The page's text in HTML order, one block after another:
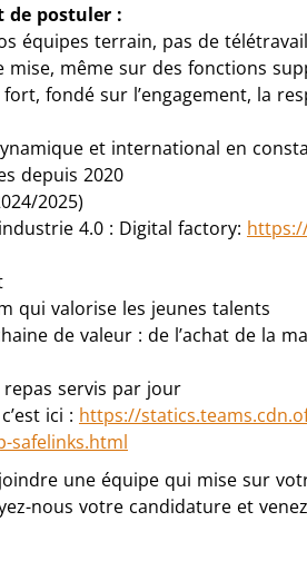
de postuler :
équipes terrain, pas de télétravail
mise, même sur des fonctions
fondé sur l’engagement, la
et international en
depuis 2020
2025)
4.0 : Digital factory:
qui valorise les jeunes talents
de valeur : de l’achat de la
servis par jour
ici : https://
safelinks.html
une équipe qui mise sur
nous votre candidature et